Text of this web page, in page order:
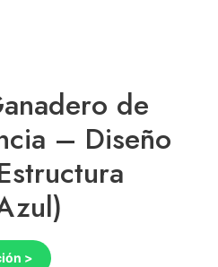
de
– Diseño
>